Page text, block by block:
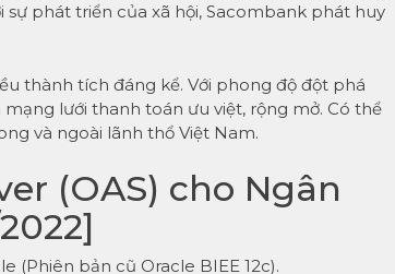
phát triển của xã hội, Sacombank phát huy
thành tích đáng kể. Với phong độ đột phá
lưới thanh toán ưu việt, rộng mở. Có thể
và ngoài lãnh thổ Việt Nam.
(OAS) cho Ngân
(Phiên bản cũ Oracle BIEE 12c).